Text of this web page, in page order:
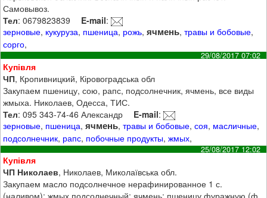
Самовывоз.
Тел: 0679823839 E-mail:
зерновые, кукуруза, пшеница, рожь,ячмень,травы и бобовые,
сорго,
29/08/2017 07:02
Купівля
ЧП, Кропивницкий, Кіровоградська обл
Закупаем пшеницу, сою, рапс, подсолнечник, ячмень, все виды
жмыха. Николаев, Одесса, ТИС.
Тел: 095 343-74-46 Александр E-mail:
зерновые, пшеница,ячмень,травы и бобовые,соя, масличные,
подсолнечник, рапс, побочные продукты,жмых,
25/08/2017 12:02
Купівля
ЧП Николаев, Николаев, Миколаївська обл.
Закупаем масло подсолнечное нерафинированное 1 с.